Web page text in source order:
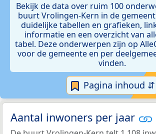
Bekijk de data over ruim 100
buurt Vrolingen-Kern in de
duidelijke tabellen en grafieken,
informatie en een overzicht van
tabel. Deze onderwerpen zijn op
voor de gemeente en per
vinden.
Pagina inhoud ⇵
Aantal inwoners per jaar